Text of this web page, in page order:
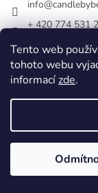
Tento web
tohoto webu
informacízde.
info@
+ 420 774 531
bett_candle_wax
Copyright 2026